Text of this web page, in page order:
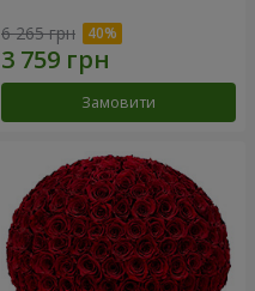
6 265 грн
Замовити